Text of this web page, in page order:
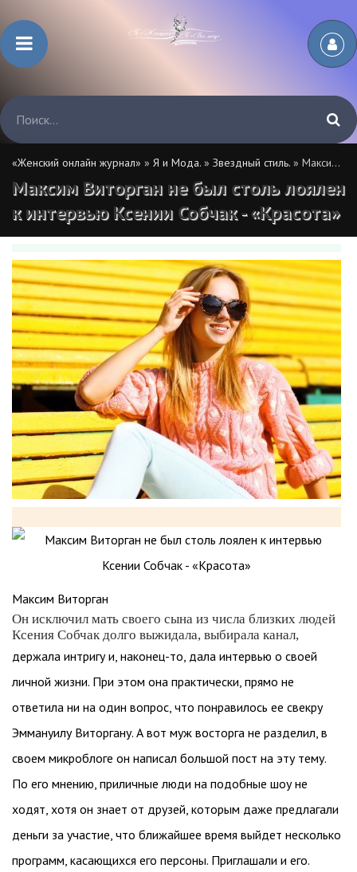
«Женский онлайн журнал» » Я и Мода. » Звездный стиль. » Максим Виторган не был столь лоялен к интервью Ксении Собчак - «Красота»
Максим Виторган не был столь лоялен
к интервью Ксении Собчак - «Красота»
Максим Виторган
Он исключил мать своего сына из числа близких людей
Ксения Собчак долго выжидала, выбирала канал,
держала интригу и, наконец-то, дала интервью о своей
личной жизни. При этом она практически, прямо не
ответила ни на один вопрос, что понравилось ее свекру
Эммануилу Виторгану. А вот муж восторга не разделил, в
своем микроблоге он написал большой пост на эту тему.
По его мнению, приличные люди на подобные шоу не
ходят, хотя он знает от друзей, которым даже предлагали
деньги за участие, что ближайшее время выйдет несколько
программ, касающихся его персоны. Приглашали и его.